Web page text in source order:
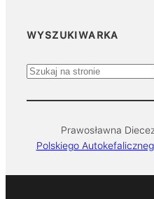
WYSZUKIWARKA
S
Prawosławna
Polskiego